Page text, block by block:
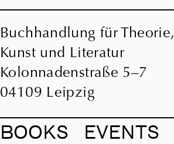
Buchhandlung für Theorie,
Kunst und Literatur
Kolonnadenstraße 5–7
04109 Leipzig
BOOKS EVENTS